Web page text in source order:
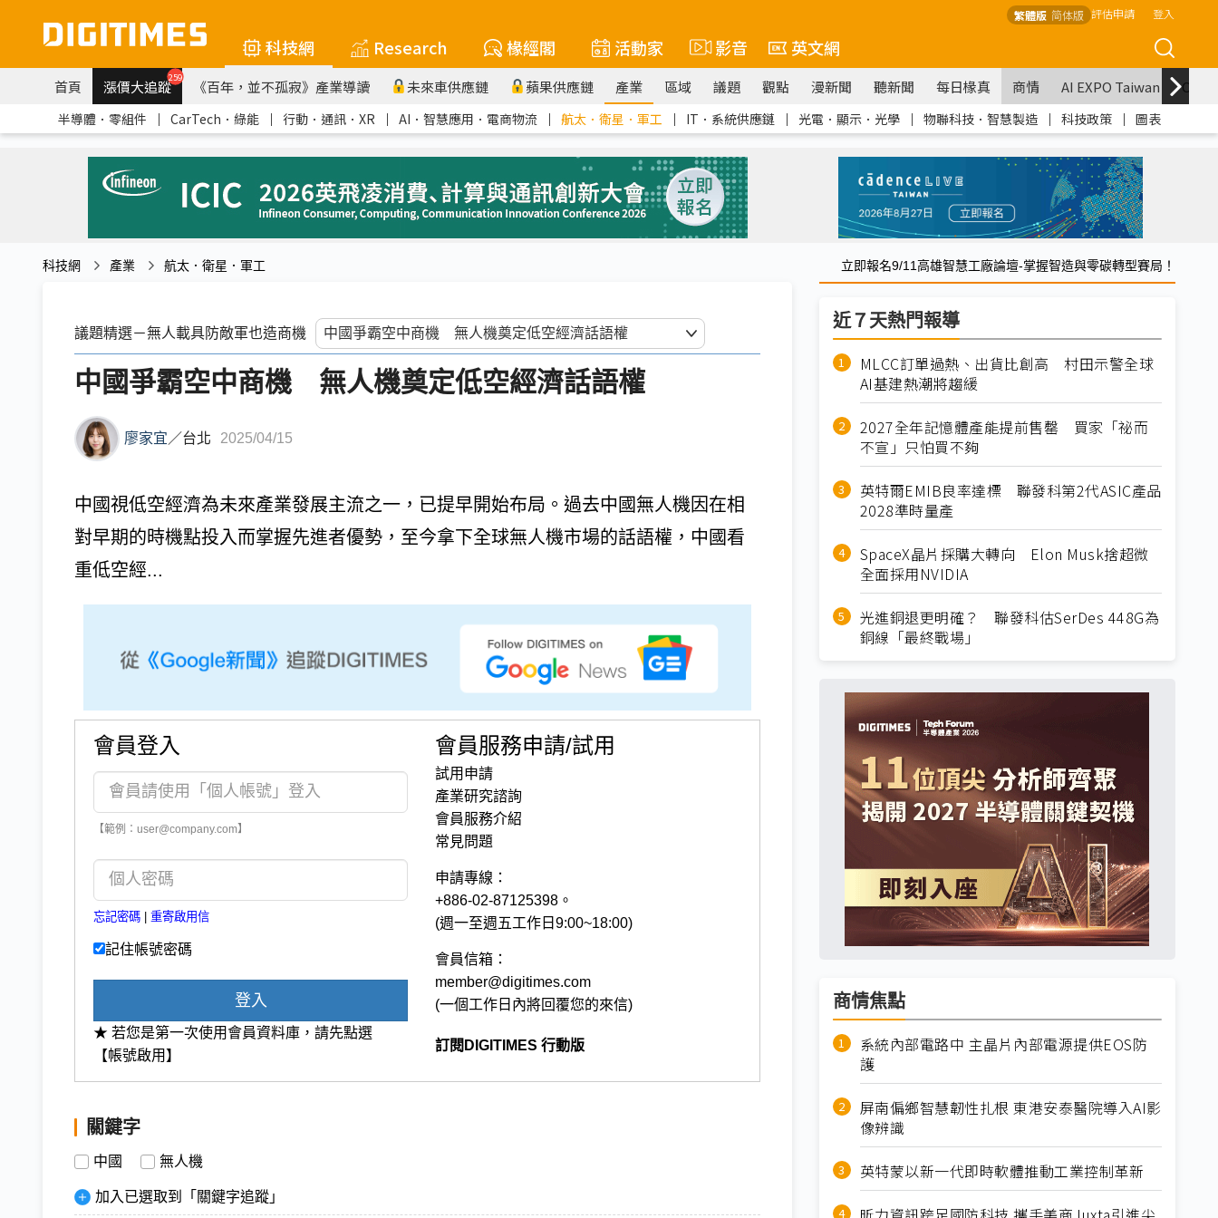
繁體版 简体版 評估申請 登入
科技網 Research 椽經閣 活動家 影音 英文網
首頁 漲價大追蹤259 《百年，並不孤寂》產業導讀 未來車供應鏈 蘋果供應鏈 產業 區域 議題 觀點 漫新聞 聽新聞 每日椽真 商情 AI EXPO Taiwan
半導體．零組件 ｜ CarTech．綠能 ｜ 行動．通訊．XR ｜ AI．智慧應用．電商物流 ｜ 航太．衛星．軍工 ｜ IT．系統供應鏈 ｜ 光電．顯示．光學 ｜ 物聯科技．智慧製造 ｜ 科技政策 ｜ 圖表
科技網 產業 航太．衛星．軍工 立即報名9/11高雄智慧工廠論壇-掌握智造與零碳轉型賽局！
議題精選－無人載具防敵軍也造商機
中國爭霸空中商機 無人機奠定低空經濟話語權
廖家宜 ／台北 2025/04/15
中國視低空經濟為未來產業發展主流之一，已提早開始布局。過去中國無人機因在相
對早期的時機點投入而掌握先進者優勢，至今拿下全球無人機市場的話語權，中國看
重低空經...
會員登入
【範例：user@company.com】
忘記密碼 重寄啟用信
記住帳號密碼
登入
★ 若您是第一次使用會員資料庫，請先點選
【帳號啟用】
會員服務申請/試用
試用申請
產業研究諮詢
會員服務介紹
常見問題
申請專線：
+886-02-87125398。
(週一至週五工作日9:00~18:00)
會員信箱：
member@digitimes.com
(一個工作日內將回覆您的來信)
訂閱DIGITIMES 行動版
關鍵字
中國 無人機
加入已選取到「關鍵字追蹤」
近７天熱門報導
MLCC訂單過熱、出貨比創高 村田示警全球
AI基建熱潮將趨緩
2027全年記憶體產能提前售罄 買家「祕而
不宣」只怕買不夠
英特爾EMIB良率達標 聯發科第2代ASIC產品
2028準時量產
SpaceX晶片採購大轉向 Elon Musk捨超微
全面採用NVIDIA
光進銅退更明確？ 聯發科估SerDes 448G為
銅線「最終戰場」
商情焦點
系統內部電路中 主晶片內部電源提供EOS防
護
屏南偏鄉智慧韌性扎根 東港安泰醫院導入AI影
像辨識
英特蒙以新一代即時軟體推動工業控制革新